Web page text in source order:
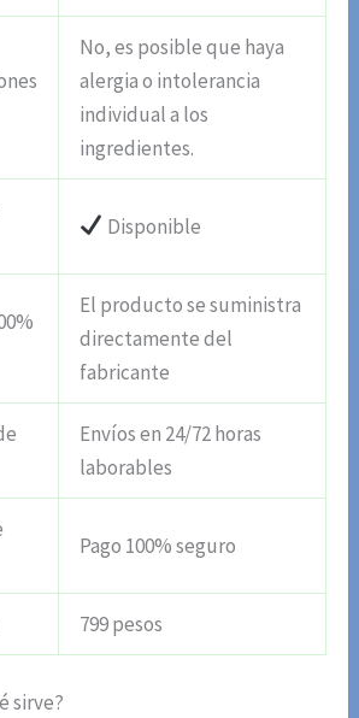
No, es posible que haya
alergia o intolerancia
individual a los
ingredientes.
Disponible
El producto se suministra
directamente del
fabricante
Envíos en 24/72 horas
laborables
Pago 100% seguro
799 pesos
sirve?